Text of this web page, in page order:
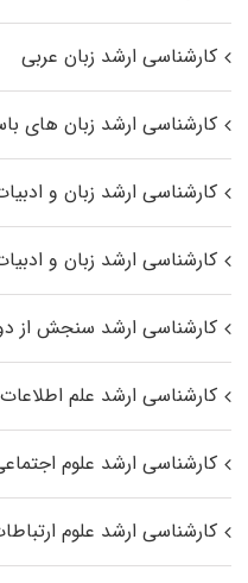
کارشناسی ارشد زبان عربی
کارشناسی ارشد زبان‌ های
کارشناسی ارشد زبان و
کارشناسی ارشد زبان و
کارشناسی ارشد سنجش از
کارشناسی ارشد علم
کارشناسی ارشد علوم
کارشناسی ارشد علوم